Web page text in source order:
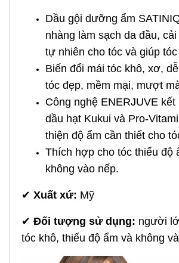
Dầu gội dưỡng ẩm
nhàng làm sạch da đầu,
tự nhiên cho tóc và giúp
Biến đổi mái tóc khô, xơ,
tóc đẹp, mềm mại, mượt
Công nghệ ENERJUVE
dầu hạt Kukui và Pro-
thiện độ ẩm cần thiết cho
Thích hợp cho tóc thiếu độ
không vào nếp.
✔ Xuất xứ: Mỹ
✔ Đối tượng sử dụng: người
tóc khô, thiếu độ ẩm và không